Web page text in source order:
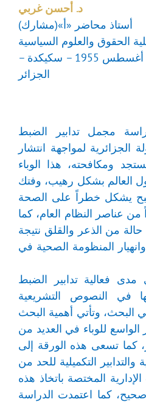
د. أحسن غربي
أستاذ محاضر «أ»(مشارك)
الحقوق والعلوم السياسية
جامعة 20 أوت – أغسطس 1955 – سكيكدة –
الجزائر
مجمل تدابير الضبط
الجزائرية لمواجهة انتشار
ومكافحته، هذا الوباء
العالم بشكل رهيب، وفتك
يشكل خطراً على الصحة
من عناصر النظام العام، كما
من الذعر والقلق نتيجة
المنظومة الصحية في
فعالية تدابير الضبط
في النصوص التشريعية
البحث، وتأتي أهمية البحث
للوباء في العديد من
كما تسعى هذه الورقة إلى
والتدابير التكميلية للحد من
المختصة باتخاذ هذه
صحيح، كما اعتمدت الدراسة